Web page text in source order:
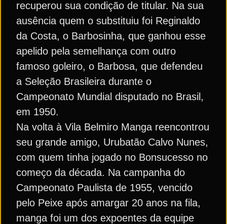
recuperou sua condição de titular. Na sua
ausência quem o substituiu foi Reginaldo
da Costa, o Barbosinha, que ganhou esse
apelido pela semelhança com outro
famoso goleiro, o Barbosa, que defendeu
a Seleção Brasileira durante o
Campeonato Mundial disputado no Brasil,
em 1950.
Na volta à Vila Belmiro Manga reencontrou
seu grande amigo, Urubatão Calvo Nunes,
com quem tinha jogado no Bonsucesso no
começo da década. Na campanha do
Campeonato Paulista de 1955, vencido
pelo Peixe após amargar 20 anos na fila,
manga foi um dos expoentes da equipe